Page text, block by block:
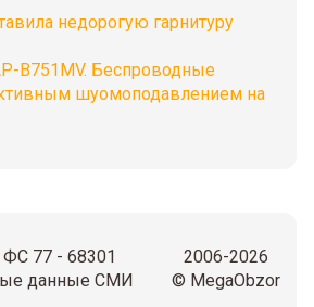
недорогую гарнитуру
B751MV. Беспроводные
шуомоподавлением на
77 - 68301
данные СМИ
2006-2026
© MegaObzor